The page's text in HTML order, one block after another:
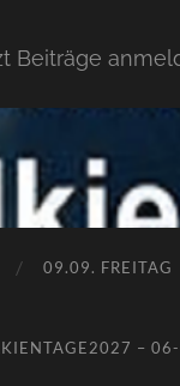
Beiträge
09.09. FREITAG
–